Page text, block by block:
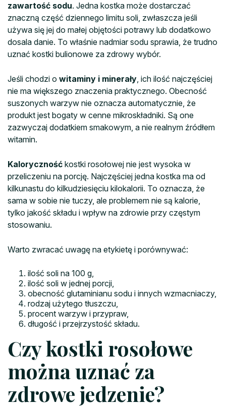
zawartość sodu. Jedna kostka może dostarczać
znaczną część dziennego limitu soli, zwłaszcza jeśli
używa się jej do małej objętości potrawy lub dodatkowo
dosala danie. To właśnie nadmiar sodu sprawia, że trudno
uznać kostki bulionowe za zdrowy wybór.
Jeśli chodzi o witaminy i minerały, ich ilość najczęściej
nie ma większego znaczenia praktycznego. Obecność
suszonych warzyw nie oznacza automatycznie, że
produkt jest bogaty w cenne mikroskładniki. Są one
zazwyczaj dodatkiem smakowym, a nie realnym źródłem
witamin.
Kaloryczność kostki rosołowej nie jest wysoka w
przeliczeniu na porcję. Najczęściej jedna kostka ma od
kilkunastu do kilkudziesięciu kilokalorii. To oznacza, że
sama w sobie nie tuczy, ale problemem nie są kalorie,
tylko jakość składu i wpływ na zdrowie przy częstym
stosowaniu.
Warto zwracać uwagę na etykietę i porównywać:
ilość soli na 100 g,
ilość soli w jednej porcji,
obecność glutaminianu sodu i innych wzmacniaczy,
rodzaj użytego tłuszczu,
procent warzyw i przypraw,
długość i przejrzystość składu.
Czy kostki rosołowe
można uznać za
zdrowe jedzenie?